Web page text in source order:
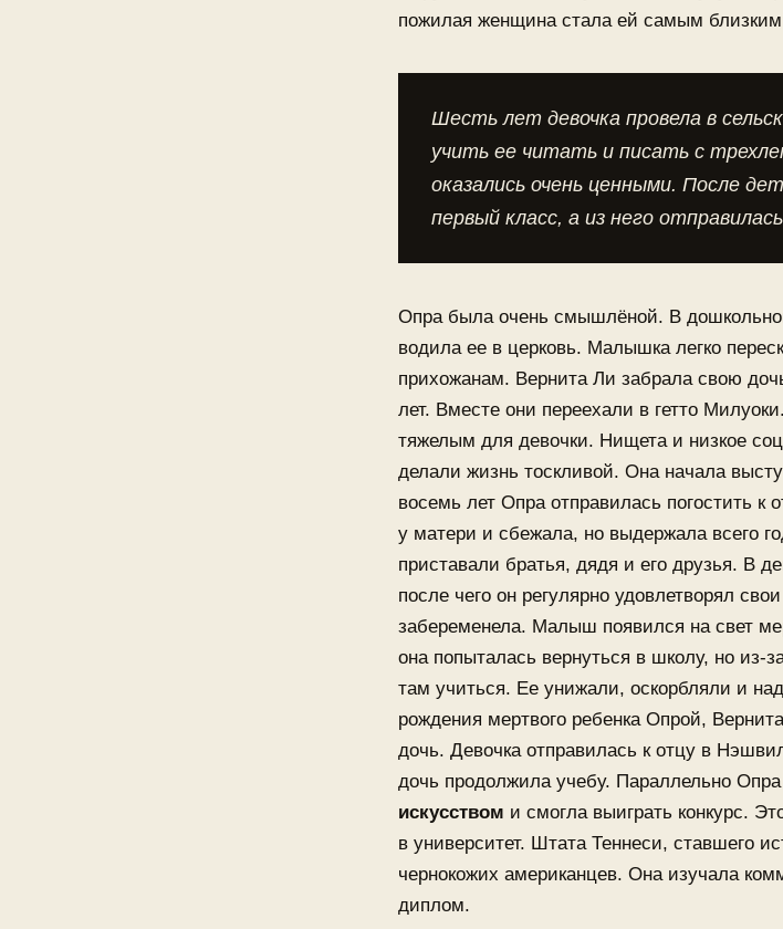
пожилая женщина стала ей самым
Шесть лет девочка провела в
учить ее читать и писать с
оказались очень ценными. После
первый класс, а из него
Опра была очень смышлёной. В
водила ее в церковь. Малышка легко
прихожанам. Вернита Ли забрала свою
лет. Вместе они переехали в гетто
тяжелым для девочки. Нищета и низкое
делали жизнь тоскливой. Она начала
восемь лет Опра отправилась погостить к
у матери и сбежала, но выдержала всего
приставали братья, дядя и его друзья. В
после чего он регулярно удовлетворял
забеременела. Малыш появился на свет
она попыталась вернуться в школу, но из-
там учиться. Ее унижали, оскорбляли и
рождения мертвого ребенка Опрой,
дочь. Девочка отправилась к отцу в
дочь продолжила учебу. Параллельно Опра
искусством и смогла выиграть конкурс.
в университет. Штата Теннеси, ставшего
чернокожих американцев. Она изучала
диплом.